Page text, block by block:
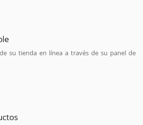
su tienda en línea a través de su panel de